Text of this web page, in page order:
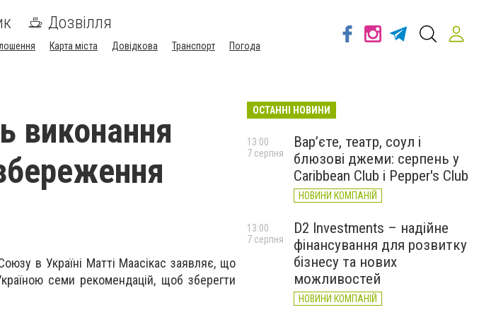
Дозвілля
Карта міста Довідкова Транспорт Погода
виконання
в Україні Матті Маасікас заявляє, що
семи рекомендацій, щоб зберегти
ОСТАННІ НОВИНИ
Вар’єте, театр, соул і
блюзові джеми: серпень у
Caribbean Club і Pepper's Club
НОВИНИ КОМПАНІЙ
13:00
7 серпня
D2 Investments – надійне
фінансування для розвитку
бізнесу та нових
можливостей
НОВИНИ КОМПАНІЙ
13:00
7 серпня